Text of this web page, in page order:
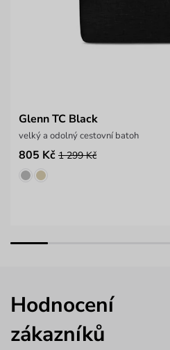
Glenn TC Black
velký a odolný cestovní batoh
805 Kč 1 299 Kč
Hodnocení
zákazníků